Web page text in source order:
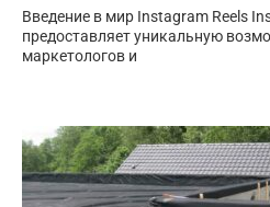
Введение в мир Instagram Reels
предоставляет уникальную
маркетологов и